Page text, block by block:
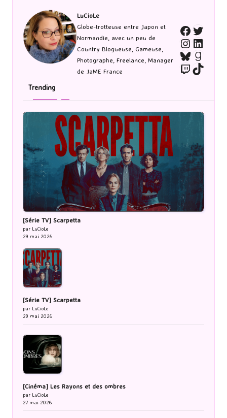
LuCioLe
Globe-trotteuse entre Japon et
Normandie, avec un peu de
Country Blogueuse, Gameuse,
Photographe, Freelance, Manager
de JaME France
Bluesky
TwitchTikTok
Trending
[Série TV] Scarpetta
par LuCioLe
29 mai 2026
[Série TV] Scarpetta
par LuCioLe
29 mai 2026
[Cinéma] Les Rayons et des ombres
par LuCioLe
27 mai 2026